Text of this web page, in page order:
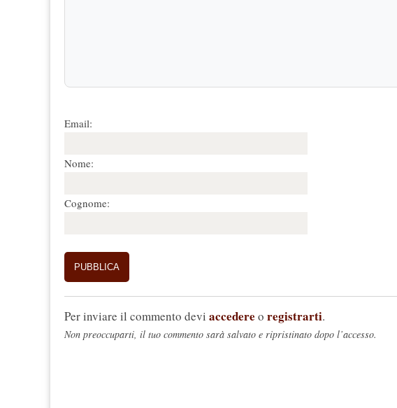
Email:
Nome:
Cognome:
Per inviare il commento devi accedere o registrarti.
Non preoccuparti, il tuo commento sarà salvato e ripristinato dopo l’accesso.